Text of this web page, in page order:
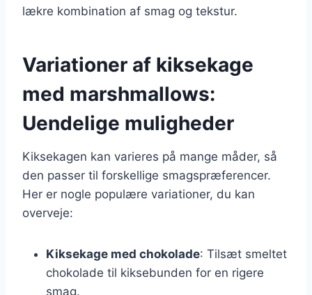
lækre kombination af smag og tekstur.
Variationer af kiksekage
med marshmallows:
Uendelige muligheder
Kiksekagen kan varieres på mange måder, så
den passer til forskellige smagspræferencer.
Her er nogle populære variationer, du kan
overveje:
Kiksekage med chokolade: Tilsæt smeltet
chokolade til kiksebunden for en rigere
smag.